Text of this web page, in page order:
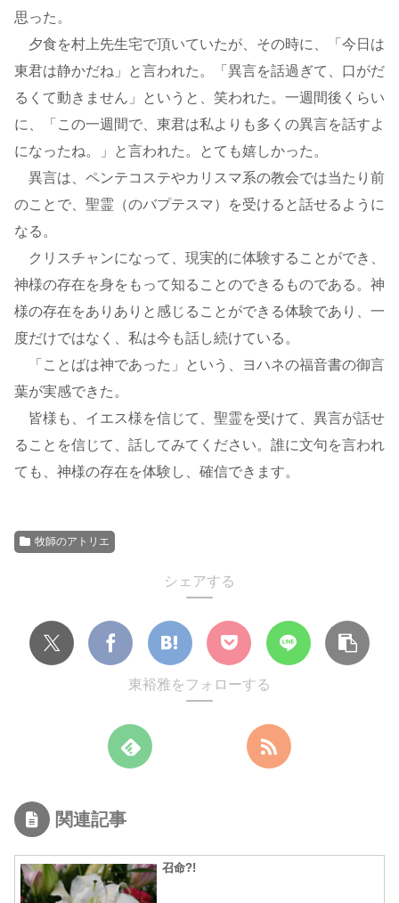
思った。
夕食を村上先生宅で頂いていたが、その時に、「今日は
東君は静かだね」と言われた。「異言を話過ぎて、口がだ
るくて動きません」というと、笑われた。一週間後くらい
に、「この一週間で、東君は私よりも多くの異言を話すよ
になったね。」と言われた。とても嬉しかった。
異言は、ペンテコステやカリスマ系の教会では当たり前
のことで、聖霊（のバプテスマ）を受けると話せるように
なる。
クリスチャンになって、現実的に体験することができ、
神様の存在を身をもって知ることのできるものである。神
様の存在をありありと感じることができる体験であり、一
度だけではなく、私は今も話し続けている。
「ことばは神であった」という、ヨハネの福音書の御言
葉が実感できた。
皆様も、イエス様を信じて、聖霊を受けて、異言が話せ
ることを信じて、話してみてください。誰に文句を言われ
ても、神様の存在を体験し、確信できます。
牧師のアトリエ
シェアする
東裕雅をフォローする
関連記事
召命?!